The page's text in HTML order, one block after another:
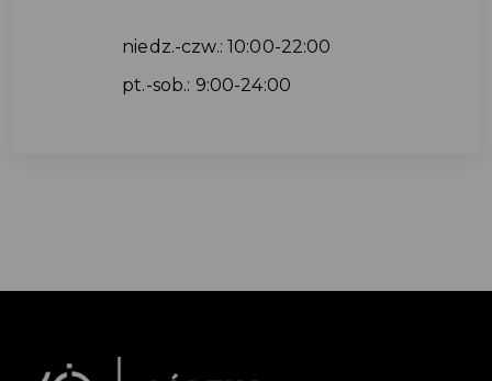
niedz.-czw.: 10:00-22:00
pt.-sob.: 9:00-24:00